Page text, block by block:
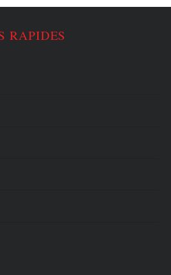
RAPIDES